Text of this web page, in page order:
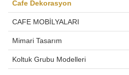
Cafe Dekorasyon
CAFE MOBİLYALARI
Mimari Tasarım
Koltuk Grubu Modelleri